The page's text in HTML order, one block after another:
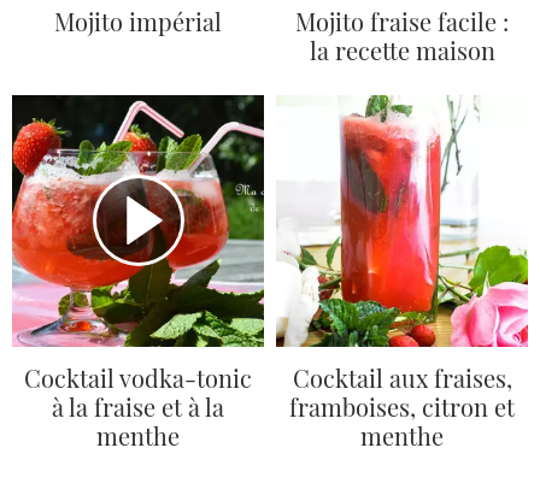
Mojito impérial
Mojito fraise facile :
la recette maison
Cocktail vodka-tonic
à la fraise et à la
menthe
Cocktail aux fraises,
framboises, citron et
menthe